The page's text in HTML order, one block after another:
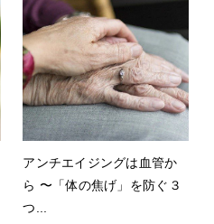
アンチエイジングは血管か
ら 〜「体の焦げ」を防ぐ３
つ...